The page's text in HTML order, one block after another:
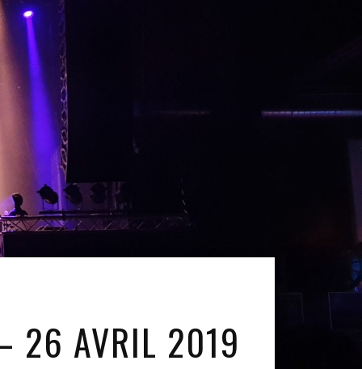
26 AVRIL 2019